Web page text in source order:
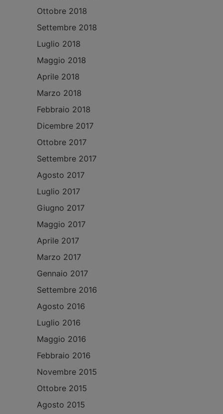
Ottobre 2018
Settembre 2018
Luglio 2018
Maggio 2018
Aprile 2018
Marzo 2018
Febbraio 2018
Dicembre 2017
Ottobre 2017
Settembre 2017
Agosto 2017
Luglio 2017
Giugno 2017
Maggio 2017
Aprile 2017
Marzo 2017
Gennaio 2017
Settembre 2016
Agosto 2016
Luglio 2016
Maggio 2016
Febbraio 2016
Novembre 2015
Ottobre 2015
Agosto 2015